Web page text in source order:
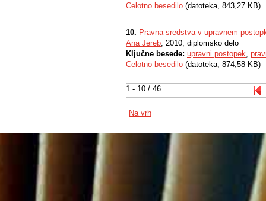
1 - 10 / 46
Celotno besedilo (datoteka, 843,27 KB)
10. Pravna sredstva v upravnem
Ana Jereb, 2010, diplomsko delo
Ključne besede: upravni postopek,
Celotno besedilo (datoteka, 874,58 KB)
Na vrh